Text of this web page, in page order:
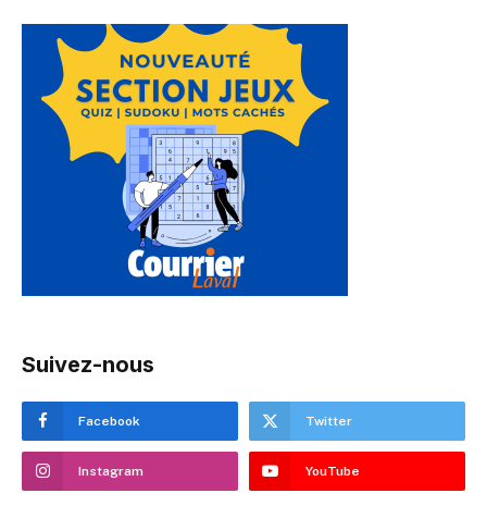
Suivez-nous
Facebook Twitter
Instagram YouTube